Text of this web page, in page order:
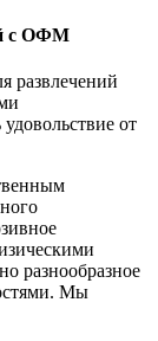
с ОФМ
развлечений
от
разнообразное
Мы